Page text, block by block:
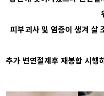
피부괴사 및 염증이 생겨 살
추가 변연절제후 재봉합 시행